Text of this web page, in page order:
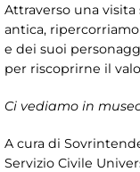
Attraverso una
antica,
e dei suoi
per riscoprirne il
Ci vediamo in
A cura di
Servizio Civile